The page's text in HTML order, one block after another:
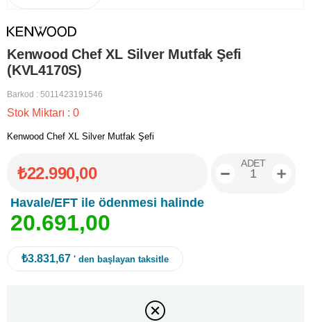
Kenwood Chef XL Silver Mutfak Şefi
(KVL4170S)
Barkod : 5011423191546
Stok Miktarı : 0
Kenwood Chef XL Silver Mutfak Şefi
₺22.990,00
Havale/EFT ile ödenmesi halinde
20.691,00
ADET
₺3.831,67 ' den başlayan taksitle